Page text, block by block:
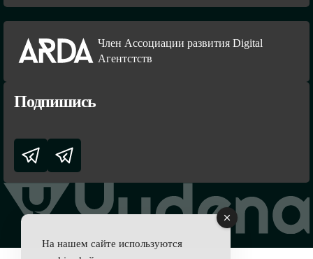
Член Ассоциации развития Digital
Агентстств
Подпишись
На нашем сайте используются